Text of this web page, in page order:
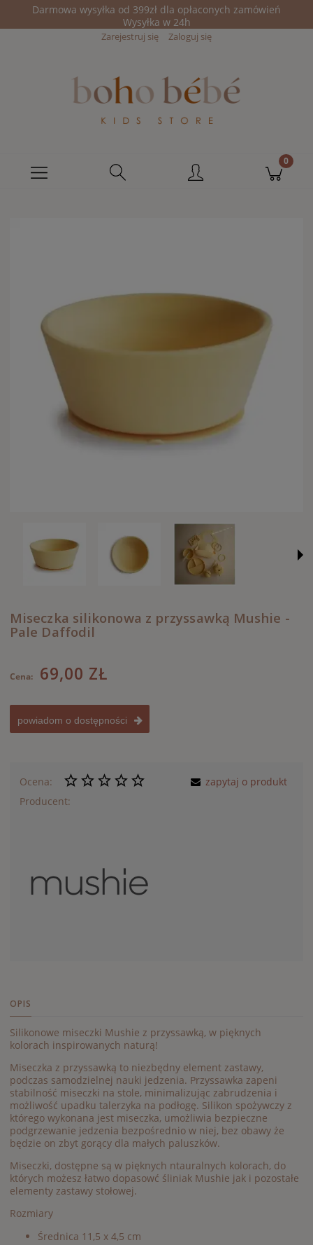
Darmowa wysyłka od 399zł dla opłaconych zamówień
Wysyłka w 24h
Zarejestruj się Zaloguj się
Miseczka silikonowa z przyssawką Mushie -
Pale Daffodil
Cena: 69,00 ZŁ
powiadom o dostępności
Ocena:
Producent:
zapytaj o produkt
OPIS
Silikonowe miseczki Mushie z przyssawką, w pięknych
kolorach inspirowanych naturą!
Miseczka z przyssawką to niezbędny element zastawy,
podczas samodzielnej nauki jedzenia. Przyssawka zapeni
stabilność miseczki na stole, minimalizując zabrudzenia i
możliwość upadku talerzyka na podłogę. Silikon spożywczy z
którego wykonana jest miseczka, umożliwia bezpieczne
podgrzewanie jedzenia bezpośrednio w niej, bez obawy że
będzie on zbyt gorący dla małych paluszków.
Miseczki, dostępne są w pięknych ntauralnych kolorach, do
których możesz łatwo dopasowć śliniak Mushie jak i pozostałe
elementy zastawy stołowej.
Rozmiary
Średnica 11,5 x 4,5 cm